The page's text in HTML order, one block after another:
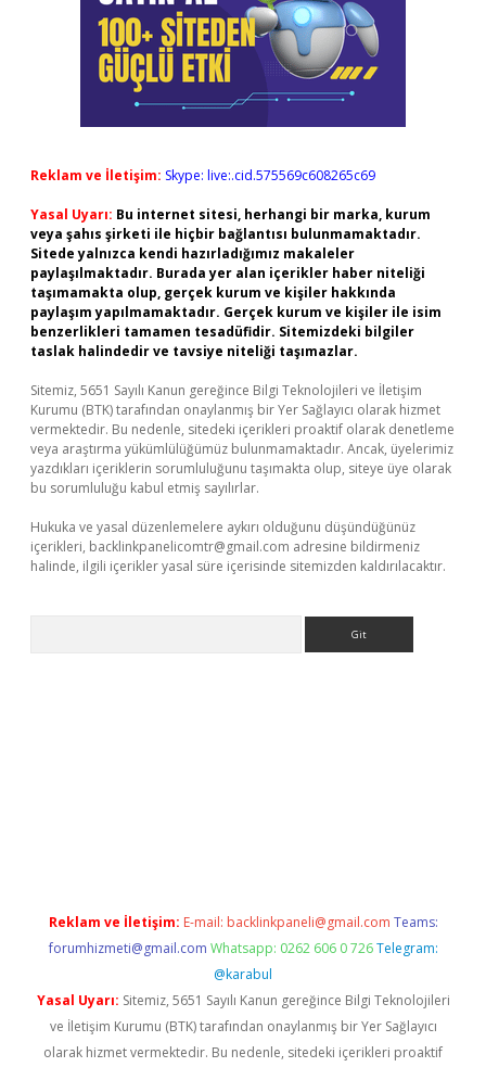
Reklam ve İletişim: Skype: live:.cid.575569c608265c69
Yasal Uyarı: Bu internet sitesi, herhangi bir marka, kurum
veya şahıs şirketi ile hiçbir bağlantısı bulunmamaktadır.
Sitede yalnızca kendi hazırladığımız makaleler
paylaşılmaktadır. Burada yer alan içerikler haber niteliği
taşımamakta olup, gerçek kurum ve kişiler hakkında
paylaşım yapılmamaktadır. Gerçek kurum ve kişiler ile isim
benzerlikleri tamamen tesadüfidir. Sitemizdeki bilgiler
taslak halindedir ve tavsiye niteliği taşımazlar.
Sitemiz, 5651 Sayılı Kanun gereğince Bilgi Teknolojileri ve İletişim
Kurumu (BTK) tarafından onaylanmış bir Yer Sağlayıcı olarak hizmet
vermektedir. Bu nedenle, sitedeki içerikleri proaktif olarak denetleme
veya araştırma yükümlülüğümüz bulunmamaktadır. Ancak, üyelerimiz
yazdıkları içeriklerin sorumluluğunu taşımakta olup, siteye üye olarak
bu sorumluluğu kabul etmiş sayılırlar.
Hukuka ve yasal düzenlemelere aykırı olduğunu düşündüğünüz
içerikleri, backlinkpanelicomtr@gmail.com adresine bildirmeniz
halinde, ilgili içerikler yasal süre içerisinde sitemizden kaldırılacaktır.
Reklam ve İletişim: E-mail: backlinkpaneli@gmail.com Teams:
forumhizmeti@gmail.com Whatsapp: 0262 606 0 726 Telegram:
@karabul
Yasal Uyarı: Sitemiz, 5651 Sayılı Kanun gereğince Bilgi Teknolojileri
ve İletişim Kurumu (BTK) tarafından onaylanmış bir Yer Sağlayıcı
olarak hizmet vermektedir. Bu nedenle, sitedeki içerikleri proaktif